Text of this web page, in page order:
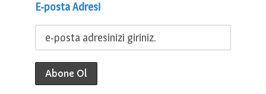
E-posta Adresi